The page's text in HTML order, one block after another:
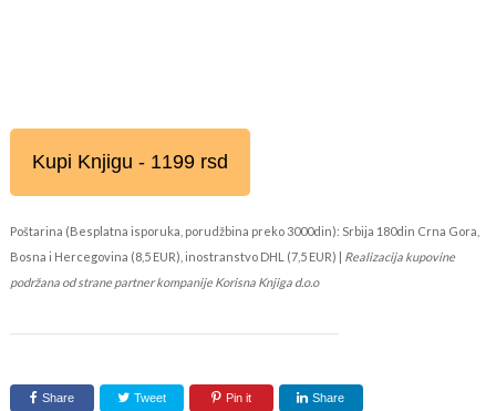
Kupi Knjigu - 1199 rsd
Poštarina (Besplatna isporuka, porudžbina preko 3000din): Srbija 180din Crna Gora,
Bosna i Hercegovina (8,5 EUR), inostranstvo DHL (7,5 EUR) | Realizacija kupovine
podržana od strane partner kompanije Korisna Knjiga d.o.o
Share Tweet Pin it Share